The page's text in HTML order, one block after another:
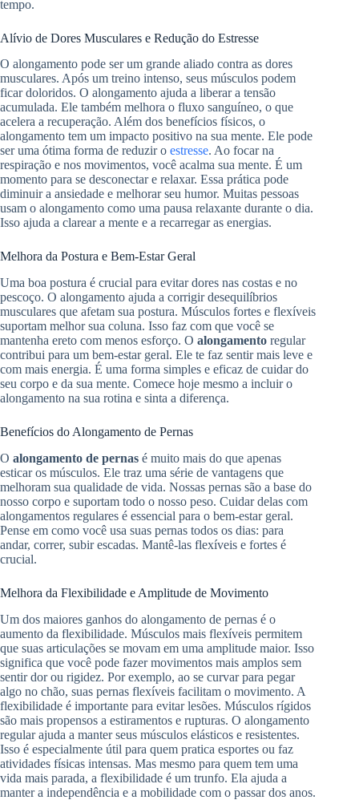
tempo.
Alívio de Dores Musculares e Redução do Estresse
O alongamento pode ser um grande aliado contra as dores
musculares. Após um treino intenso, seus músculos podem
ficar doloridos. O alongamento ajuda a liberar a tensão
acumulada. Ele também melhora o fluxo sanguíneo, o que
acelera a recuperação. Além dos benefícios físicos, o
alongamento tem um impacto positivo na sua mente. Ele pode
ser uma ótima forma de reduzir o estresse. Ao focar na
respiração e nos movimentos, você acalma sua mente. É um
momento para se desconectar e relaxar. Essa prática pode
diminuir a ansiedade e melhorar seu humor. Muitas pessoas
usam o alongamento como uma pausa relaxante durante o dia.
Isso ajuda a clarear a mente e a recarregar as energias.
Melhora da Postura e Bem-Estar Geral
Uma boa postura é crucial para evitar dores nas costas e no
pescoço. O alongamento ajuda a corrigir desequilíbrios
musculares que afetam sua postura. Músculos fortes e flexíveis
suportam melhor sua coluna. Isso faz com que você se
mantenha ereto com menos esforço. O alongamento regular
contribui para um bem-estar geral. Ele te faz sentir mais leve e
com mais energia. É uma forma simples e eficaz de cuidar do
seu corpo e da sua mente. Comece hoje mesmo a incluir o
alongamento na sua rotina e sinta a diferença.
Benefícios do Alongamento de Pernas
O alongamento de pernas é muito mais do que apenas
esticar os músculos. Ele traz uma série de vantagens que
melhoram sua qualidade de vida. Nossas pernas são a base do
nosso corpo e suportam todo o nosso peso. Cuidar delas com
alongamentos regulares é essencial para o bem-estar geral.
Pense em como você usa suas pernas todos os dias: para
andar, correr, subir escadas. Mantê-las flexíveis e fortes é
crucial.
Melhora da Flexibilidade e Amplitude de Movimento
Um dos maiores ganhos do alongamento de pernas é o
aumento da flexibilidade. Músculos mais flexíveis permitem
que suas articulações se movam em uma amplitude maior. Isso
significa que você pode fazer movimentos mais amplos sem
sentir dor ou rigidez. Por exemplo, ao se curvar para pegar
algo no chão, suas pernas flexíveis facilitam o movimento. A
flexibilidade é importante para evitar lesões. Músculos rígidos
são mais propensos a estiramentos e rupturas. O alongamento
regular ajuda a manter seus músculos elásticos e resistentes.
Isso é especialmente útil para quem pratica esportes ou faz
atividades físicas intensas. Mas mesmo para quem tem uma
vida mais parada, a flexibilidade é um trunfo. Ela ajuda a
manter a independência e a mobilidade com o passar dos anos.